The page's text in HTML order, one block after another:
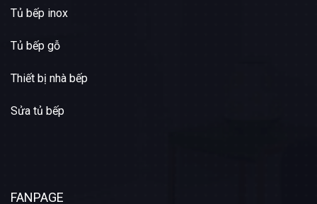
Tủ bếp inox
Tủ bếp gỗ
Thiết bị nhà bếp
Sửa tủ bếp
FANPAGE